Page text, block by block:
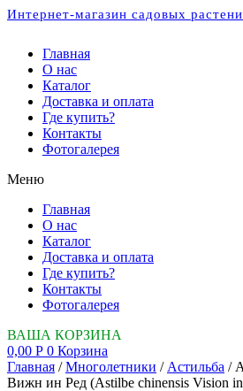
Интернет-магазин садовых
Главная
О нас
Каталог
Доставка и оплата
Где купить?
Контакты
Фотогалерея
Меню
Главная
О нас
Каталог
Доставка и оплата
Где купить?
Контакты
Фотогалерея
ВАША КОРЗИНА
0,00 Р 0 Корзина
Главная /Многолетники / Астильба /
Вижн ин Ред (Astilbe chinensis Vision